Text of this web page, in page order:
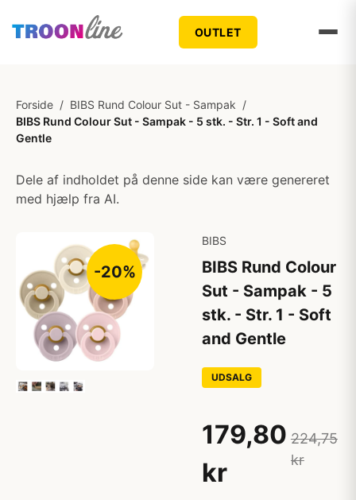
OUTLET
Forside / BIBS Rund Colour Sut - Sampak /
BIBS Rund Colour Sut - Sampak - 5 stk. - Str. 1 - Soft and
Gentle
Dele af indholdet på denne side kan være genereret
med hjælp fra AI.
-20%
BIBS
BIBS Rund Colour
Sut - Sampak - 5
stk. - Str. 1 - Soft
and Gentle
UDSALG
179,80
kr
224,75
kr